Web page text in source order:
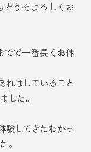
どうぞよろしくお
でで一番長くお休
ればしていること
した。
験してきたわかっ
。